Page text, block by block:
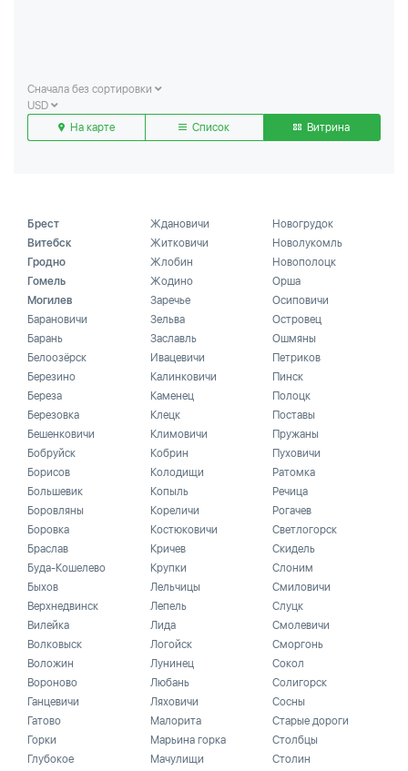
Сначала без сортировки
USD
На карте
Список Витрина
Брест
Витебск
Гродно
Гомель
Могилев
Барановичи
Барань
Белоозёрск
Березино
Береза
Березовка
Бешенковичи
Бобруйск
Борисов
Большевик
Боровляны
Боровка
Браслав
Буда-Кошелево
Быхов
Верхнедвинск
Вилейка
Волковыск
Воложин
Вороново
Ганцевичи
Гатово
Горки
Глубокое
Ждановичи
Житковичи
Жлобин
Жодино
Заречье
Зельва
Заславль
Ивацевичи
Калинковичи
Каменец
Клецк
Климовичи
Кобрин
Колодищи
Копыль
Кореличи
Костюковичи
Кричев
Крупки
Лельчицы
Лепель
Лида
Логойск
Лунинец
Любань
Ляховичи
Малорита
Марьина горка
Мачулищи
Новогрудок
Новолукомль
Новополоцк
Орша
Осиповичи
Островец
Ошмяны
Петриков
Пинск
Полоцк
Поставы
Пружаны
Пуховичи
Ратомка
Речица
Рогачев
Светлогорск
Скидель
Слоним
Смиловичи
Слуцк
Смолевичи
Сморгонь
Сокол
Солигорск
Сосны
Старые дороги
Столбцы
Столин